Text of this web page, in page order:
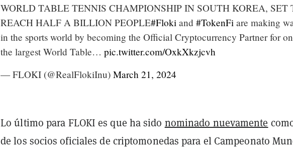
WORLD TABLE TENNIS CHAMPIONSHIP IN SOUTH KOREA, SET
REACH HALF A BILLION PEOPLE#Floki and #TokenFi are making
in the sports world by becoming the Official Cryptocurrency Partner for
the largest World Table… pic.twitter.com/OxkXkzjcvh
— FLOKI (@RealFlokiInu) March 21, 2024
Lo último para FLOKI es que ha sido nominado nuevamente
de los socios oficiales de criptomonedas para el Campeonato